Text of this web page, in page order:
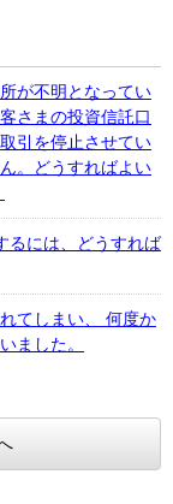
が不明となってい
さまの投資信託口
引を停止させてい
。どうすればよい
るには、どうすれば
てしまい、 何度か
ました。